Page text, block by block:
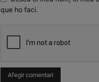
que ho faci.